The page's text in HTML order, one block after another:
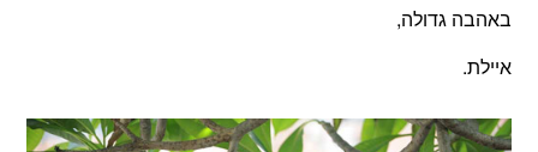
באהבה גדולה,
איילת.